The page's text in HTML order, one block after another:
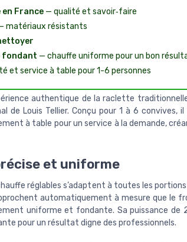
en France— qualité et savoir‑faire
matériaux résistants
fondant — chauffe uniforme pour un bon
et service à table pour 1-6 personnes
authentique de la raclette
de Louis Tellier. Conçu pour 1 à 6 convives,
à table pour un service à la demande,
et uniforme
réglables s’adaptent à toutes les
automatiquement à mesure que le
uniforme et fondante. Sa puissance de
pour un résultat digne des professionnels.